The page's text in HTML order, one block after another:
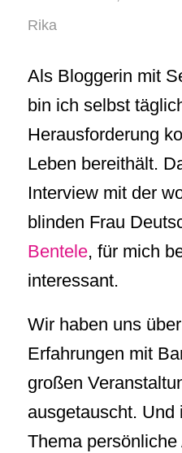
Rika
Als Bloggerin mit
bin ich selbst
Herausforderung
Leben bereithält.
Interview mit der
blinden Frau
Bentele, für mich
interessant.
Wir haben uns
Erfahrungen mit
großen
ausgetauscht. Und
Thema